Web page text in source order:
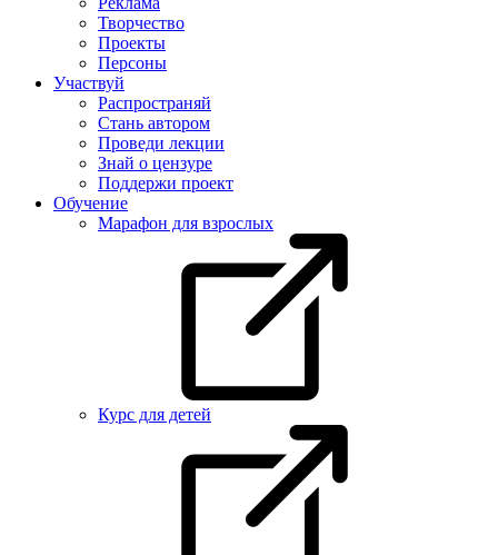
Творчество
Проекты
Персоны
Участвуй
Распространяй
Стань автором
Проведи лекции
Знай о цензуре
Поддержи проект
Обучение
Марафон для взрослых
Курс для детей